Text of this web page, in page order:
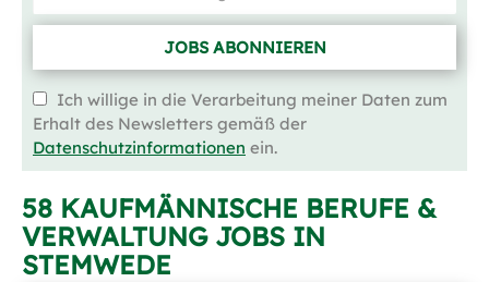
JOBS ABONNIEREN
Ich willige in die Verarbeitung meiner Daten zum
Erhalt des Newsletters gemäß der
Datenschutzinformationen ein.
58 KAUFMÄNNISCHE BERUFE &
VERWALTUNG JOBS IN
STEMWEDE